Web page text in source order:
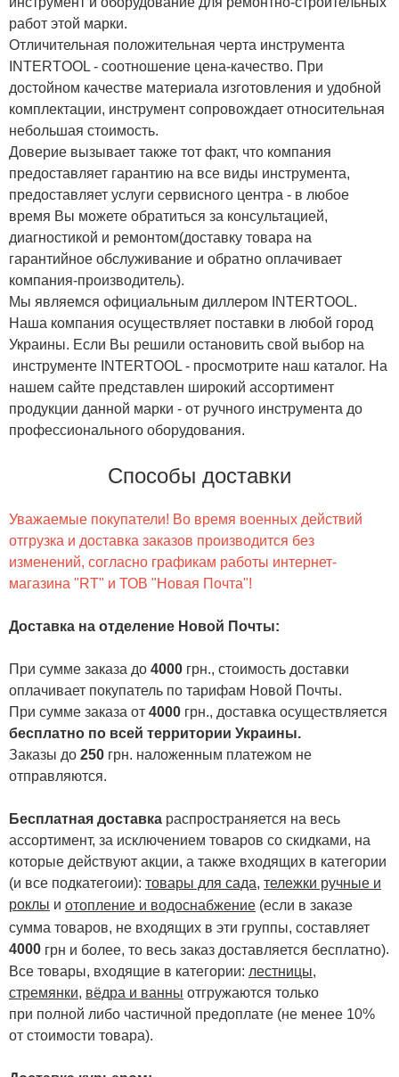
работ этой марки.
Отличительная положительная черта инструмента
INTERTOOL - соотношение цена-качество. При
достойном качестве материала изготовления и удобной
комплектации, инструмент сопровождает относительная
небольшая стоимость.
Доверие вызывает также тот факт, что компания
предоставляет гарантию на все виды инструмента,
предоставляет услуги сервисного центра - в любое
время Вы можете обратиться за консультацией,
диагностикой и ремонтом(доставку товара на
гарантийное обслуживание и обратно оплачивает
компания-производитель).
Мы являемся официальным диллером INTERTOOL.
Наша компания осуществляет поставки в любой город
Украины. Если Вы решили остановить свой выбор на
инструменте INTERTOOL - просмотрите наш каталог. На
нашем сайте представлен широкий ассортимент
продукции данной марки - от ручного инструмента до
профессионального оборудования.
Способы доставки
Уважаемые покупатели! Во время военных действий
отгрузка и доставка заказов производится без
изменений, согласно графикам работы интернет-
магазина "RT" и ТОВ "Новая Почта"!
Доставка на отделение Новой Почты:
При сумме заказа до 4000 грн., стоимость доставки
оплачивает покупатель по тарифам Новой Почты.
При сумме заказа от 4000 грн., доставка осуществляется
бесплатно по всей территории Украины.
Заказы до 250 грн. наложенным платежом не
отправляются.
Бесплатная доставка распространяется на весь
ассортимент, за исключением товаров со скидками, на
которые действуют акции, а также входящих в категории
(и все подкатегоии): товары для сада, тележки ручные и
роклы и отопление и водоснабжение (если в заказе
сумма товаров, не входящих в эти группы, составляет
4000 грн и более, то весь заказ доставляется бесплатно).
Все товары, входящие в категории: лестницы,
стремянки, вёдра и ванны отгружаются только
при полной либо частичной предоплате (не менее 10%
от стоимости товара).